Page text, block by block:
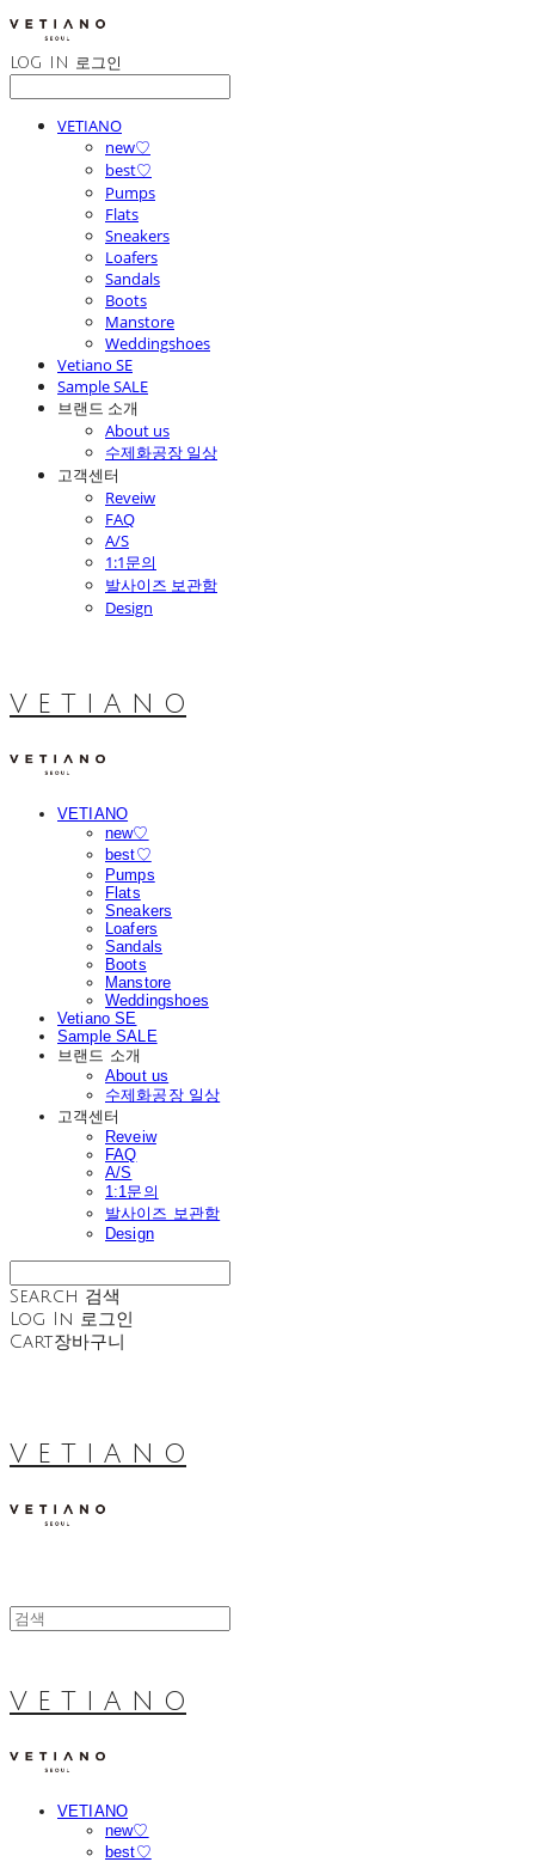
LOG IN 로그인
VETIANO
new♡
best♡
Pumps
Flats
Sneakers
Loafers
Sandals
Boots
Manstore
Weddingshoes
Vetiano SE
Sample SALE
브랜드 소개
About us
수제화공장 일상
고객센터
Reveiw
FAQ
A/S
1:1문의
발사이즈 보관함
Design
V E T I A N O
VETIANO
new♡
best♡
Pumps
Flats
Sneakers
Loafers
Sandals
Boots
Manstore
Weddingshoes
Vetiano SE
Sample SALE
브랜드 소개
About us
수제화공장 일상
고객센터
Reveiw
FAQ
A/S
1:1문의
발사이즈 보관함
Design
Search 검색
Log In 로그인
Cart장바구니
V E T I A N O
V E T I A N O
VETIANO
new♡
best♡